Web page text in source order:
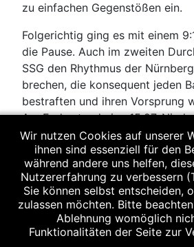
zu einfachen Gegenstößen ein.
Folgerichtig ging es mit einem
die Pause. Auch im zweiten
SSG den Rhythmus der
brechen, die konsequent jeden
bestraften und ihren Vorsprung
Am Ende stand eine 15:27-
aktuellen Lernprozess des
widerspiegelt.
Trotz des Ergebnisses zeigte
Mannschaft kämpferischen
kommenden Wochen weiter an
Abstimmung arbeiten. Bereits
Wir nutzen Cookies auf unserer
ihnen sind essenziell für den
während andere uns helfen,
Nutzererfahrung zu verbessern
Sie können selbst entscheiden,
zulassen möchten. Bitte
Ablehnung womöglich
Funktionalitäten der Seite zur